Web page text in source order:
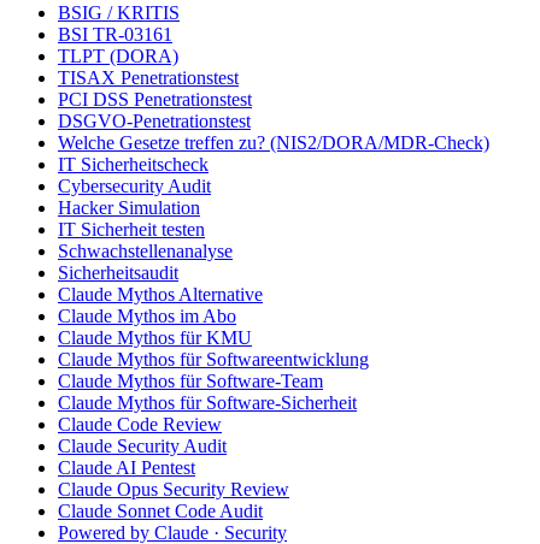
BSIG / KRITIS
BSI TR-03161
TLPT (DORA)
TISAX Penetrationstest
PCI DSS Penetrationstest
DSGVO-Penetrationstest
Welche Gesetze treffen zu? (NIS2/DORA/MDR-Check)
IT Sicherheitscheck
Cybersecurity Audit
Hacker Simulation
IT Sicherheit testen
Schwachstellenanalyse
Sicherheitsaudit
Claude Mythos Alternative
Claude Mythos im Abo
Claude Mythos für KMU
Claude Mythos für Softwareentwicklung
Claude Mythos für Software-Team
Claude Mythos für Software-Sicherheit
Claude Code Review
Claude Security Audit
Claude AI Pentest
Claude Opus Security Review
Claude Sonnet Code Audit
Powered by Claude · Security